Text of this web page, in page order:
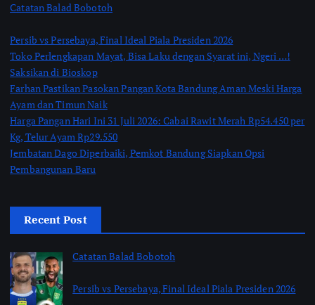
Catatan Balad Bobotoh
Persib vs Persebaya, Final Ideal Piala Presiden 2026
Toko Perlengkapan Mayat, Bisa Laku dengan Syarat ini, Ngeri …!
Saksikan di Bioskop
Farhan Pastikan Pasokan Pangan Kota Bandung Aman Meski Harga
Ayam dan Timun Naik
Harga Pangan Hari Ini 31 Juli 2026: Cabai Rawit Merah Rp54.450 per
Kg, Telur Ayam Rp29.550
Jembatan Dago Diperbaiki, Pemkot Bandung Siapkan Opsi
Pembangunan Baru
Recent Post
Catatan Balad Bobotoh
Persib vs Persebaya, Final Ideal Piala Presiden 2026